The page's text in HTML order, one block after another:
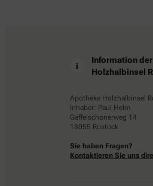
Information
Holzhalbinsel
Apotheke Holzhalbinsel
Inhaber: Paul Helm
Gaffelschonerweg 14
18055 Rostock
Sie haben Fragen?
Kontaktieren Sie uns